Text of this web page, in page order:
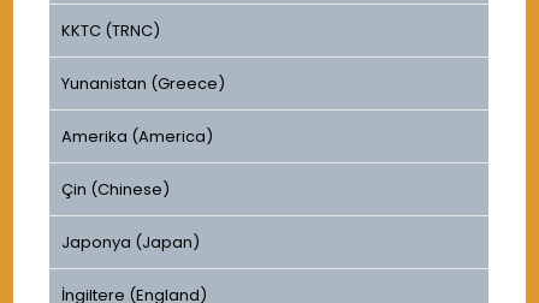
KKTC (TRNC)
Yunanistan (Greece)
Amerika (America)
Çin (Chinese)
Japonya (Japan)
İngiltere (England)